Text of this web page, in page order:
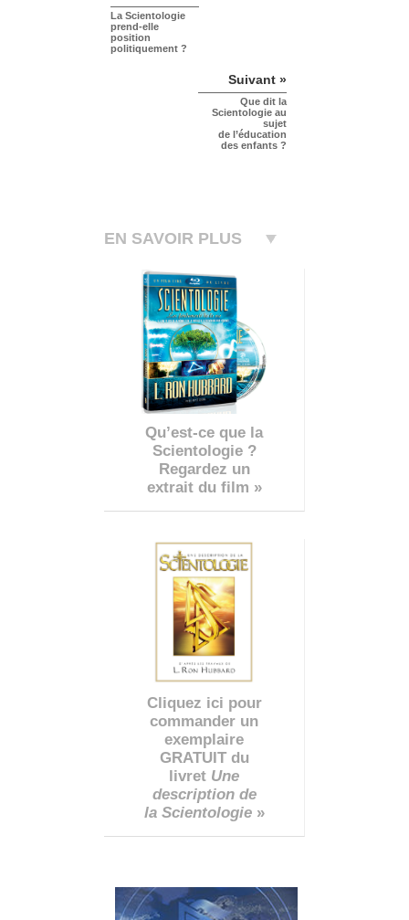
La Scientologie
prend-elle
position
politiquement ?
Suivant »
Que dit la
Scientologie au
sujet
de l’éducation
des enfants ?
EN SAVOIR PLUS
Qu’est-ce que la
Scientologie ?
Regardez un
extrait du film »
Cliquez ici pour
commander un
exemplaire
GRATUIT du
livret Une
description de
la Scientologie»